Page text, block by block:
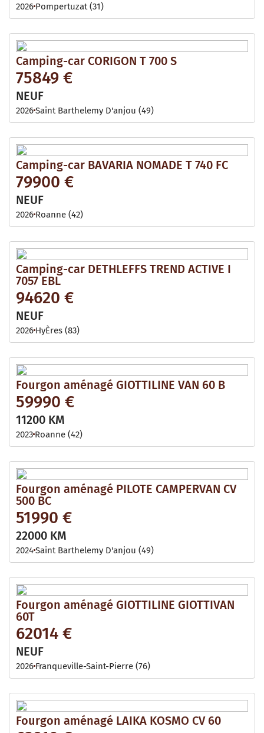
2026 Pompertuzat (31)
Camping-car CORIGON T 700 S
75849 €
NEUF
2026Saint Barthelemy D'anjou (49)
Camping-car BAVARIA NOMADE T 740 FC
79900 €
NEUF
2026 Roanne (42)
Camping-car DETHLEFFS TREND ACTIVE I
7057 EBL
94620 €
NEUF
2026 HyÈres (83)
Fourgon aménagé GIOTTILINE VAN 60 B
59990 €
11200 KM
2023 Roanne (42)
Fourgon aménagé PILOTE CAMPERVAN CV
500 BC
51990 €
22000 KM
2024Saint Barthelemy D'anjou (49)
Fourgon aménagé GIOTTILINE GIOTTIVAN
60T
62014 €
NEUF
2026 Franqueville-Saint-Pierre (76)
Fourgon aménagé LAIKA KOSMO CV 60